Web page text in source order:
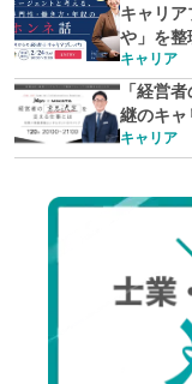
キャリ
や」を整
キャリア
「経営
継のキャ
キャリア